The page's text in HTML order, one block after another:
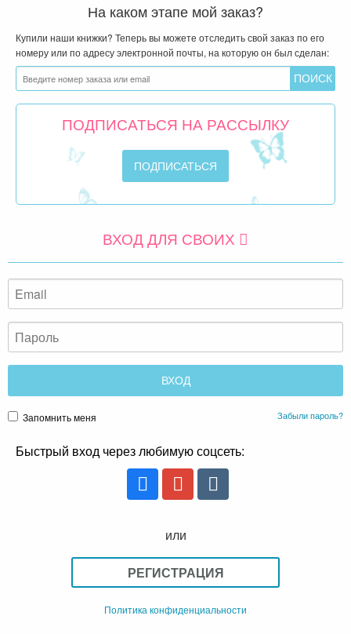
На каком этапе мой заказ?
Купили наши книжки? Теперь вы можете отследить свой заказ по его
номеру или по адресу электронной почты, на которую он был сделан:
ПОДПИСАТЬСЯ НА РАССЫЛКУ
ВХОД ДЛЯ СВОИХ
Запомнить меня Забыли пароль?
Быстрый вход через любимую соцсеть:
или
РЕГИСТРАЦИЯ
Политика конфиденциальности